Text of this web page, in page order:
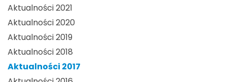
Aktualności 2021
Aktualności 2020
Aktualności 2019
Aktualności 2018
Aktualności 2017